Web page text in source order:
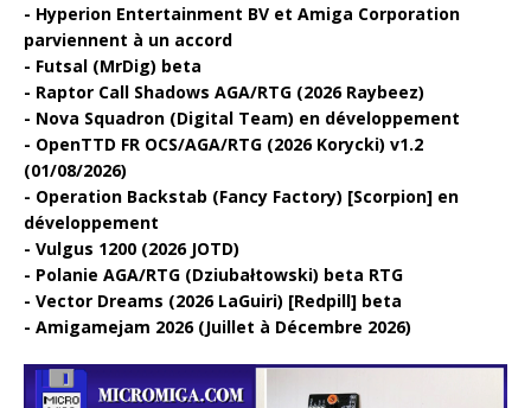
Hyperion Entertainment BV et Amiga Corporation
parviennent à un accord
Futsal (MrDig) beta
Raptor Call Shadows AGA/RTG (2026 Raybeez)
Nova Squadron (Digital Team) en développement
OpenTTD FR OCS/AGA/RTG (2026 Korycki) v1.2
(01/08/2026)
Operation Backstab (Fancy Factory) [Scorpion] en
développement
Vulgus 1200 (2026 JOTD)
Polanie AGA/RTG (Dziubałtowski) beta RTG
Vector Dreams (2026 LaGuiri) [Redpill] beta
Amigamejam 2026 (Juillet à Décembre 2026)